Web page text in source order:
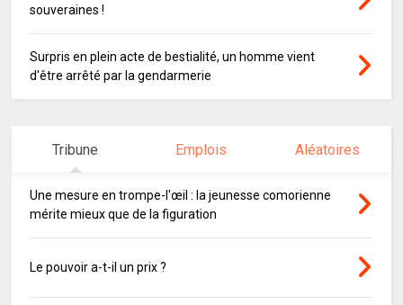
souveraines !
Surpris en plein acte de bestialité, un homme vient
d'être arrêté par la gendarmerie
Tribune Emplois Aléatoires
Une mesure en trompe-l'œil : la jeunesse comorienne
mérite mieux que de la figuration
Le pouvoir a-t-il un prix ?